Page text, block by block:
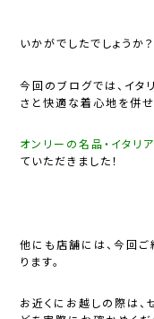
いかがでしたでしょうか？
今回のブログでは、イタ
さと快適な着心地を併せ
オンリーの名品・イタリ
ていただきました！
他にも店舗には、今回
ります。
お近くにお越しの際は、